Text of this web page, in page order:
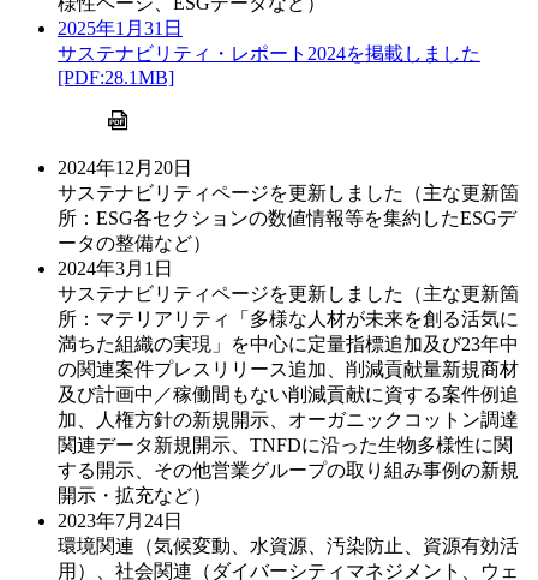
2025年1月31日
サステナビリティ・レポート2024を掲載しました
[PDF:28.1MB]
2024年12月20日
サステナビリティページを更新しました（主な更新箇
所：ESG各セクションの数値情報等を集約したESGデ
ータの整備など）
2024年3月1日
サステナビリティページを更新しました（主な更新箇
所：マテリアリティ「多様な人材が未来を創る活気に
満ちた組織の実現」を中心に定量指標追加及び23年中
の関連案件プレスリリース追加、削減貢献量新規商材
及び計画中／稼働間もない削減貢献に資する案件例追
加、人権方針の新規開示、オーガニックコットン調達
関連データ新規開示、TNFDに沿った生物多様性に関
する開示、その他営業グループの取り組み事例の新規
開示・拡充など）
2023年7月24日
環境関連（気候変動、水資源、汚染防止、資源有効活
用）、社会関連（ダイバーシティマネジメント、ウェ